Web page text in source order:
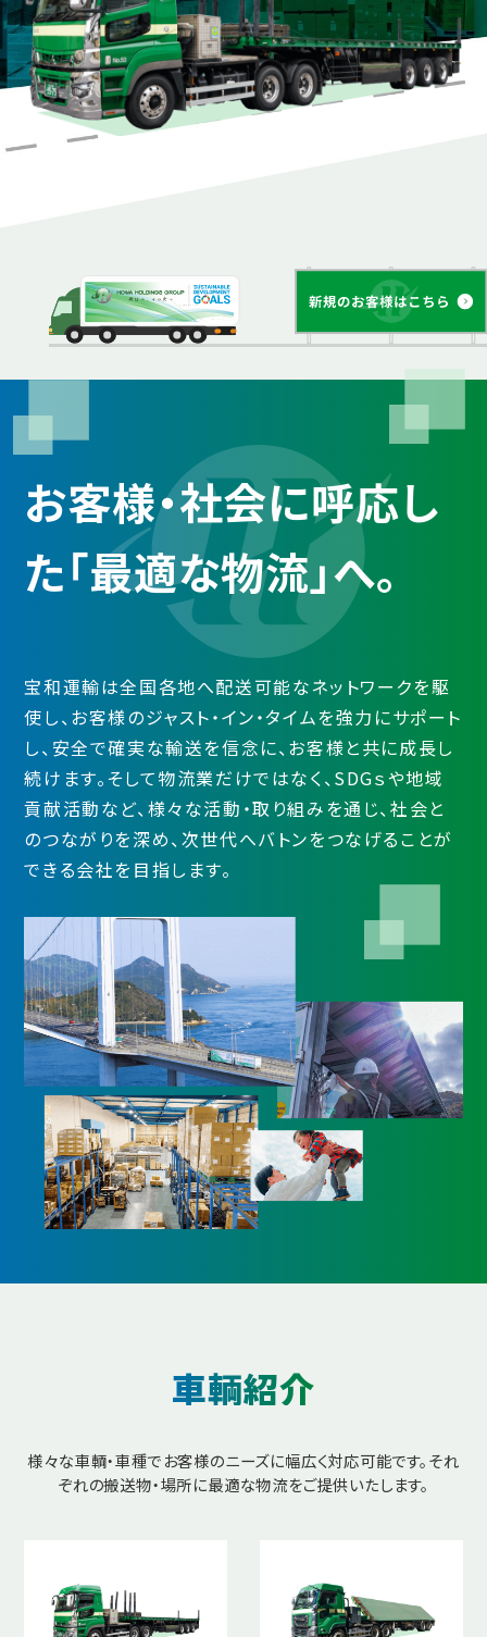
お客様・社会に呼応し
た「最適な物流」へ。
宝和運輸は全国各地へ配送可能なネットワークを駆
使し、お客様のジャスト・イン・タイムを強力にサポート
し、安全で確実な輸送を信念に、お客様と共に成長し
続けます。そして物流業だけではなく、SDGｓや地域
貢献活動など、様々な活動・取り組みを通じ、社会と
のつながりを深め、次世代へバトンをつなげることが
できる会社を目指します。
車輌紹介
様々な車輌・車種でお客様のニーズに幅広く対応可能です。それ
ぞれの搬送物・場所に最適な物流をご提供いたします。